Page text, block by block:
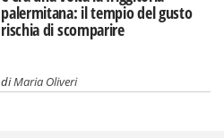
palermitana: il tempio del gusto
rischia di scomparire
diMaria Oliveri